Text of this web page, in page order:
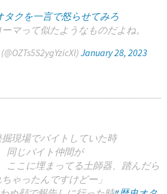
タクを一言で怒らせてみろ
マって似たようなものだよね。
January 28, 2023
現場でバイトしていた時
同じバイト仲間が
ここに埋まってる土師器、踏んだら
ゃったんですけどー」